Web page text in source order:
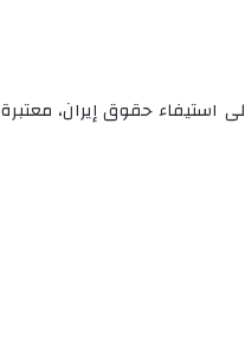
حقوق إيران، معتبرة